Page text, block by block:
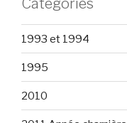
Catégories
1993 et 1994
1995
2010